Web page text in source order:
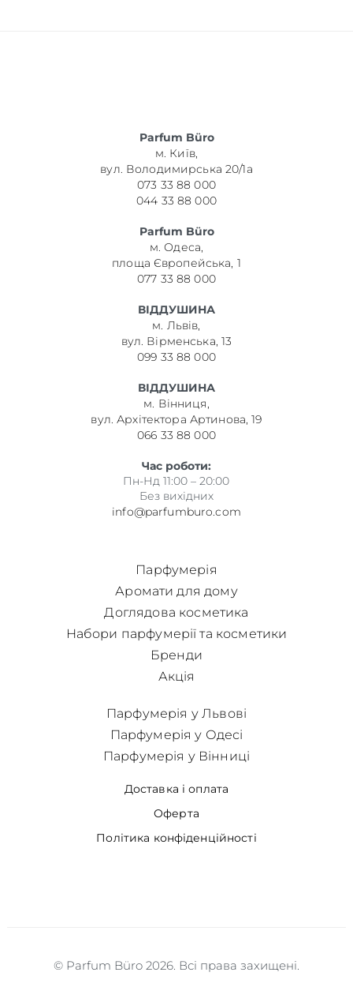
Parfum Büro
м. Київ,
вул. Володимирська 20/1а
073 33 88 000
044 33 88 000
Parfum Büro
м. Одеса,
площа Європейська, 1
077 33 88 000
ВІДДУШИНА
м. Львів,
вул. Вірменська, 13
099 33 88 000
ВІДДУШИНА
м. Вінниця,
вул. Архітектора Артинова, 19
066 33 88 000
Час роботи:
Пн-Нд 11:00 – 20:00
Без вихідних
info@parfumburo.com
Парфумерія
Аромати для дому
Доглядова косметика
Набори парфумерії та косметики
Бренди
Акція
Доставка і оплата
Оферта
Політика конфіденційності
Парфумерія у Львові
Парфумерія у Одесі
Парфумерія у Вінниці
© Parfum Büro 2026. Всі права захищені.